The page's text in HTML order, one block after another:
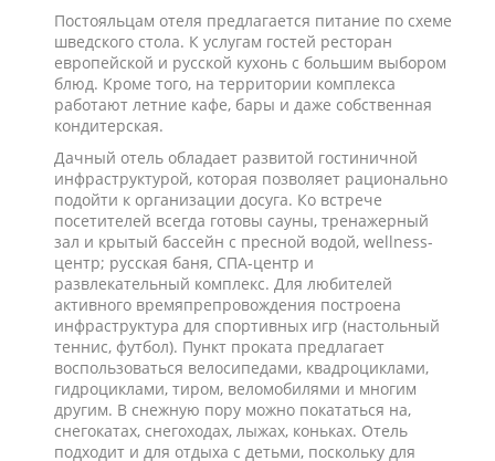
Постояльцам отеля предлагается питание по схеме
шведского стола. К услугам гостей ресторан
европейской и русской кухонь с большим выбором
блюд. Кроме того, на территории комплекса
работают летние кафе, бары и даже собственная
кондитерская.
Дачный отель обладает развитой гостиничной
инфраструктурой, которая позволяет рационально
подойти к организации досуга. Ко встрече
посетителей всегда готовы сауны, тренажерный
зал и крытый бассейн с пресной водой, wellness-
центр; русская баня, СПА-центр и
развлекательный комплекс. Для любителей
активного времяпрепровождения построена
инфраструктура для спортивных игр (настольный
теннис, футбол). Пункт проката предлагает
воспользоваться велосипедами, квадроциклами,
гидроциклами, тиром, веломобилями и многим
другим. В снежную пору можно покататься на,
снегокатах, снегоходах, лыжах, коньках. Отель
подходит и для отдыха с детьми, поскольку для